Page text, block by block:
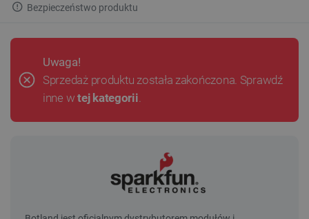
Bezpieczeństwo produktu
Uwaga!
Sprzedaż produktu została zakończona. Sprawdź
inne wtej kategorii.